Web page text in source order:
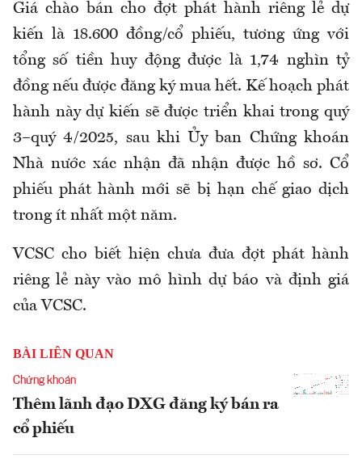
Giá chào bán cho đợt phát hành riêng lẻ dự
kiến là 18.600 đồng/cổ phiếu, tương ứng với
tổng số tiền huy động được là 1,74 nghìn tỷ
đồng nếu được đăng ký mua hết. Kế hoạch phát
hành này dự kiến sẽ được triển khai trong quý
3–quý 4/2025, sau khi Ủy ban Chứng khoán
Nhà nước xác nhận đã nhận được hồ sơ. Cổ
phiếu phát hành mới sẽ bị hạn chế giao dịch
trong ít nhất một năm.
VCSC cho biết hiện chưa đưa đợt phát hành
riêng lẻ này vào mô hình dự báo và định giá
của VCSC.
BÀI LIÊN QUAN
Chứng khoán
Thêm lãnh đạo DXG đăng ký bán ra
cổ phiếu